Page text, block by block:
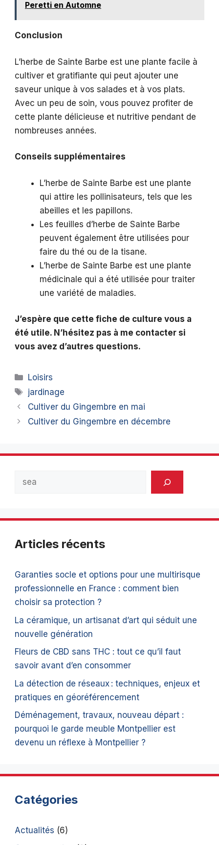
Peretti en Automne
Conclusion
L’herbe de Sainte Barbe est une plante facile à
cultiver et gratifiante qui peut ajouter une
saveur unique à vos salades et à vos plats.
Avec un peu de soin, vous pouvez profiter de
cette plante délicieuse et nutritive pendant de
nombreuses années.
Conseils supplémentaires
L’herbe de Sainte Barbe est une plante
qui attire les pollinisateurs, tels que les
abeilles et les papillons.
Les feuilles d’herbe de Sainte Barbe
peuvent également être utilisées pour
faire du thé ou de la tisane.
L’herbe de Sainte Barbe est une plante
médicinale qui a été utilisée pour traiter
une variété de maladies.
J’espère que cette fiche de culture vous a
été utile. N’hésitez pas à me contacter si
vous avez d’autres questions.
Catégories
Loisirs
Étiquettes
jardinage
Cultiver du Gingembre en mai
Cultiver du Gingembre en décembre
Articles récents
Garanties socle et options pour une multirisque
professionnelle en France : comment bien
choisir sa protection ?
La céramique, un artisanat d’art qui séduit une
nouvelle génération
Fleurs de CBD sans THC : tout ce qu’il faut
savoir avant d’en consommer
La détection de réseaux : techniques, enjeux et
pratiques en géoréférencement
Déménagement, travaux, nouveau départ :
pourquoi le garde meuble Montpellier est
devenu un réflexe à Montpellier ?
Catégories
Actualités (6)